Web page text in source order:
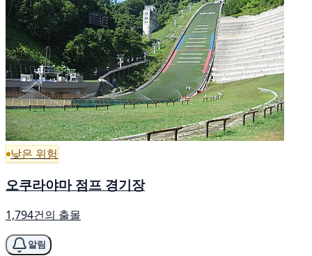
낮은 위험
오쿠라야마 점프 경기장
1,794건의 출몰
알림